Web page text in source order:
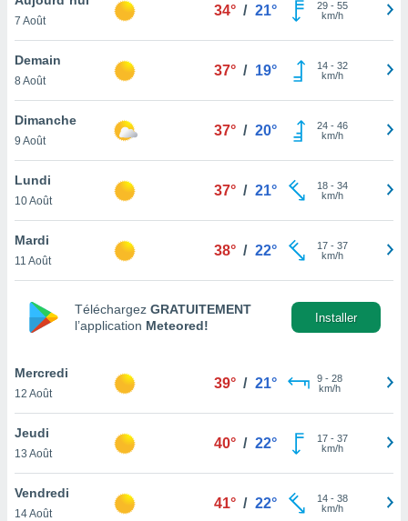
et
»,
au
vous
qu'ils
ou
le
ainsi
un
la
du
7 Août
34° / 21° 29- 55
km/h
Demain
8 Août
37° / 19° 14- 32
km/h
Dimanche
9 Août
37° / 20° 24- 46
km/h
Lundi
10 Août
37° / 21° 18- 34
km/h
Mardi
11 Août
38° / 22° 17- 37
km/h
Téléchargez GRATUITEMENT
l’application Meteored!
Installer
Mercredi
12 Août
39° / 21° 9- 28
km/h
Jeudi
13 Août
40° / 22° 17- 37
km/h
Vendredi
14 Août
41° / 22° 14- 38
km/h